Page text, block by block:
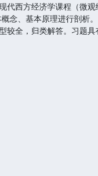
西方经济学课程（微观
念、基本原理进行剖析。
全，归类解答。习题具